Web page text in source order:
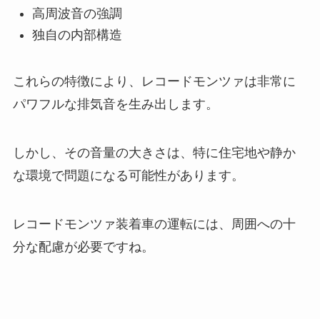
高周波音の強調
独自の内部構造
これらの特徴により、レコードモンツァは非常に
パワフルな排気音を生み出します。
しかし、その音量の大きさは、特に住宅地や静か
な環境で問題になる可能性があります。
レコードモンツァ装着車の運転には、周囲への十
分な配慮が必要ですね。